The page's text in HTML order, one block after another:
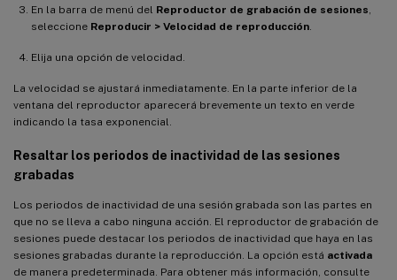
En la barra de menú del Reproductor de grabación de sesiones,
seleccione Reproducir > Velocidad de reproducción.
Elija una opción de velocidad.
La velocidad se ajustará inmediatamente. En la parte inferior de la
ventana del reproductor aparecerá brevemente un texto en verde
indicando la tasa exponencial.
Resaltar los periodos de inactividad de las sesiones
grabadas
Los periodos de inactividad de una sesión grabada son las partes en
que no se lleva a cabo ninguna acción. El reproductor de grabación de
sesiones puede destacar los periodos de inactividad que haya en las
sesiones grabadas durante la reproducción. La opción está activada
de manera predeterminada. Para obtener más información, consulte